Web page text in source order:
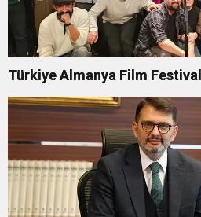
Türkiye Almanya Film